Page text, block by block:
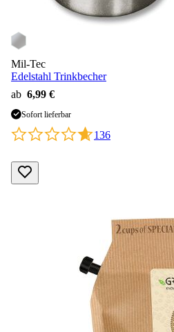
Mil-Tec
Edelstahl Trinkbecher
ab 6,99 €
Sofort lieferbar
136